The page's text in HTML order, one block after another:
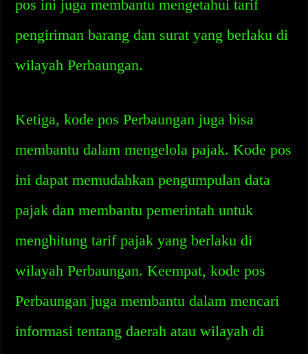
pos ini juga membantu mengetahui tarif
pengiriman barang dan surat yang berlaku di
wilayah Perbaungan.
Ketiga, kode pos Perbaungan juga bisa
membantu dalam mengelola pajak. Kode pos
ini dapat memudahkan pengumpulan data
pajak dan membantu pemerintah untuk
menghitung tarif pajak yang berlaku di
wilayah Perbaungan. Keempat, kode pos
Perbaungan juga membantu dalam mencari
informasi tentang daerah atau wilayah di